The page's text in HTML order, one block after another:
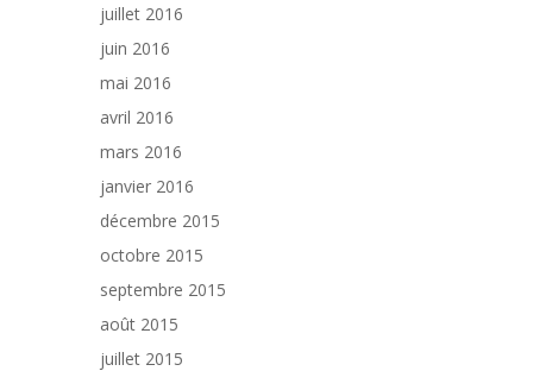
juillet 2016
juin 2016
mai 2016
avril 2016
mars 2016
janvier 2016
décembre 2015
octobre 2015
septembre 2015
août 2015
juillet 2015